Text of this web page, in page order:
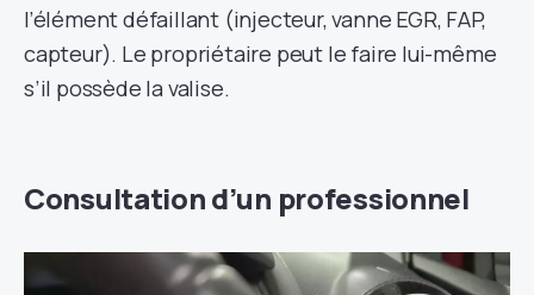
l’élément défaillant (injecteur, vanne EGR, FAP,
capteur). Le propriétaire peut le faire lui-même
s’il possède la valise.
Consultation d’un professionnel